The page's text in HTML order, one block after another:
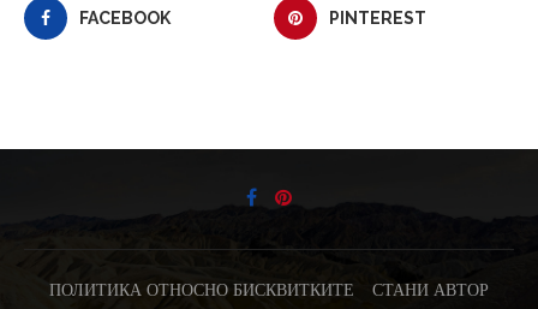
FACEBOOK PINTEREST
ПОЛИТИКА ОТНОСНО БИСКВИТКИТЕ СТАНИ АВТОР